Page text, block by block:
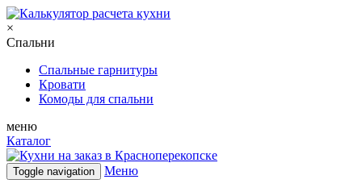
×
Спальни
Спальные гарнитуры
Кровати
Комоды для спальни
меню
Каталог
Toggle navigation Меню